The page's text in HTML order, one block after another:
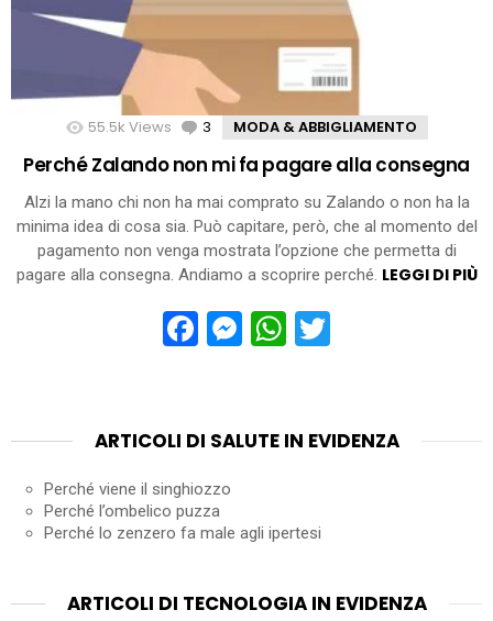
55.5k Views 3 Comments
MODA & ABBIGLIAMENTO
Perché Zalando non mi fa pagare alla consegna
Alzi la mano chi non ha mai comprato su Zalando o non ha la
minima idea di cosa sia. Può capitare, però, che al momento del
pagamento non venga mostrata l’opzione che permetta di
pagare alla consegna. Andiamo a scoprire perché. LEGGI DI PIÙ
Facebook
Messenger
WhatsApp
ARTICOLI DI SALUTE IN EVIDENZA
Perché viene il singhiozzo
Perché l’ombelico puzza
Perché lo zenzero fa male agli ipertesi
ARTICOLI DI TECNOLOGIA IN EVIDENZA